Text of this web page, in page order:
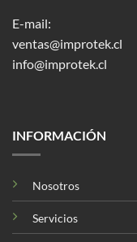
E-mail:
ventas@improtek.cl
info@improtek.cl
INFORMACIÓN
Nosotros
Servicios